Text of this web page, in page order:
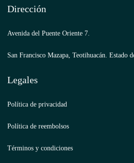
Dirección
Avenida del Puente Oriente 7.
San Francisco Mazapa, Teotihuacán. Estado
Legales
Política de privacidad
Política de reembolsos
Términos y condiciones